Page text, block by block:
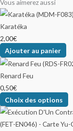
Vous aimerez aussi
Karatéka
2,00€
Ajouter au panier
Renard Feu
0,50€
Choix des options